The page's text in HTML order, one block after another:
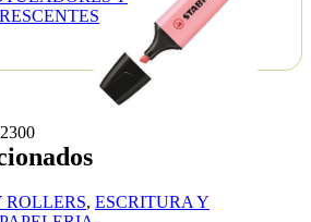
ROLLERS, ESCRITURA Y